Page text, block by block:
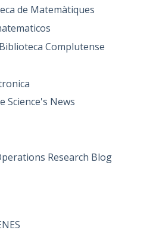
de Matemàtiques
Complutense
Science's News
Research Blog